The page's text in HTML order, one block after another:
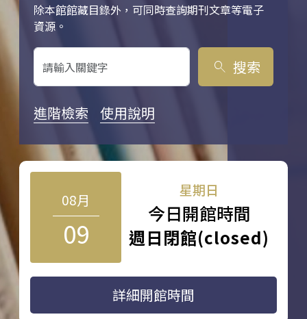
除本館館藏目錄外，可同時查詢期刊文章等電子
資源。
關鍵字搜尋
search 搜索
進階檢索 使用說明
08月
09
星期日
今日開館時間
週日閉館(closed)
詳細開館時間